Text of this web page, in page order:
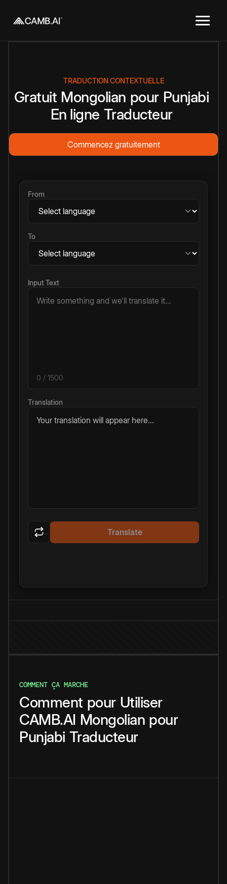
TRADUCTION CONTEXTUELLE
Gratuit Mongolian pour Punjabi
En ligne Traducteur
Commencez gratuitement
From
To
Input Text
0 / 1500
Translation
Your translation will appear here...
Translate
COMMENT ÇA MARCHE
Comment pour Utiliser
CAMB.AI Mongolian pour
Punjabi Traducteur